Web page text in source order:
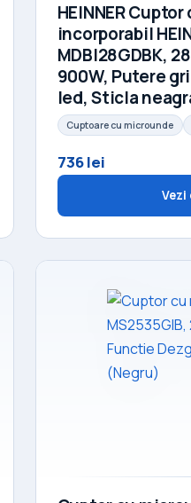
HEINNER
incorporabil
MDBI28GDBK,
900W, Putere
led, Sticla
Cuptoare cu microunde
736 lei